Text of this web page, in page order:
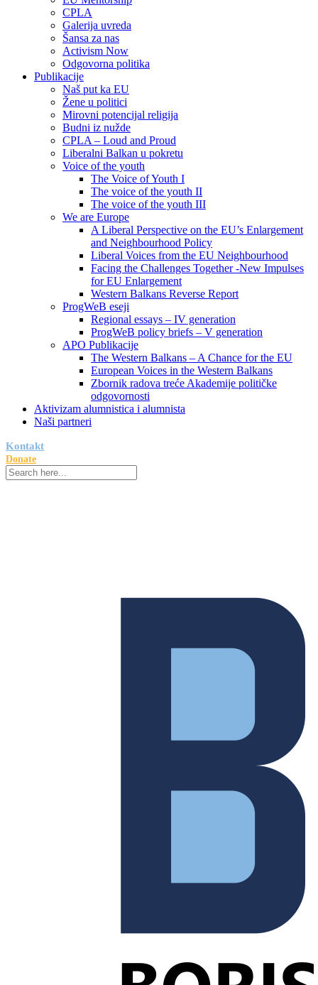
CPLA
Galerija uvreda
Šansa za nas
Activism Now
Odgovorna politika
Publikacije
Naš put ka EU
Žene u politici
Mirovni potencijal religija
Budni iz nužde
CPLA – Loud and Proud
Liberalni Balkan u pokretu
Voice of the youth
The Voice of Youth I
The voice of the youth II
The voice of the youth III
We are Europe
A Liberal Perspective on the EU’s Enlargement
and Neighbourhood Policy
Liberal Voices from the EU Neighbourhood
Facing the Challenges Together -New Impulses
for EU Enlargement
Western Balkans Reverse Report
ProgWeB eseji
Regional essays – IV generation
ProgWeB policy briefs – V generation
APO Publikacije
The Western Balkans – A Chance for the EU
European Voices in the Western Balkans
Zbornik radova treće Akademije političke
odgovornosti
Aktivizam alumnistica i alumnista
Naši partneri
Kontakt
Donate